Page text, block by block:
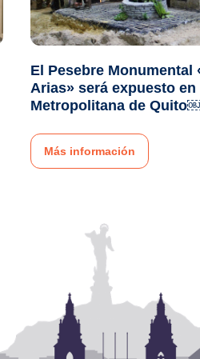
El Pesebre Monumental
Arias» será expuesto en
Metropolitana de
Más información